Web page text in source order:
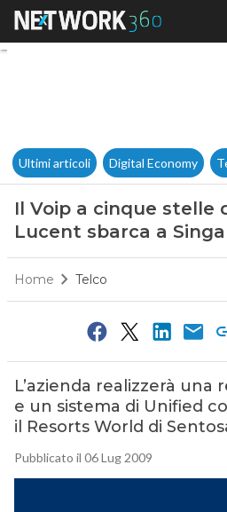
Il Voip
Ultimi articoli Digital Economy
Il Voip a cinque stelle
Lucent sbarca a
Home Telco
L’azienda realizzerà
e un sistema di Unified
il Resorts World di
Pubblicato il 06 Lug 2009